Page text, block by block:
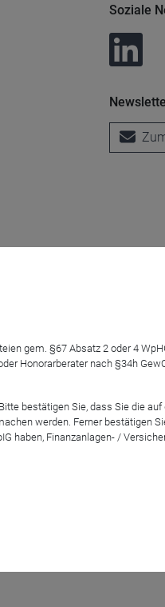
Soziale
in den Fokus. Mit der
gem. §67 Absatz 2 oder 4
Honorarberater nach §34h
bestätigen Sie, dass Sie die
werden. Ferner bestätigen
haben, Finanzanlagen- /